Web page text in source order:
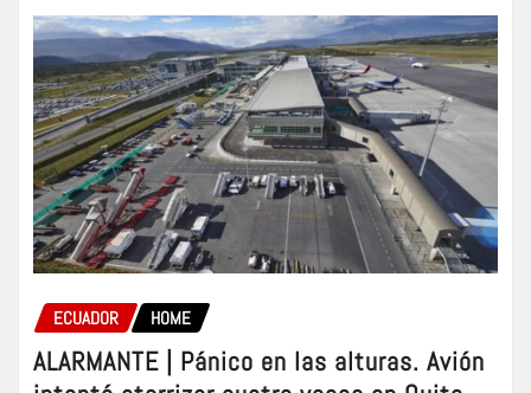
ECUADOR HOME
ALARMANTE | Pánico en las alturas. Avión